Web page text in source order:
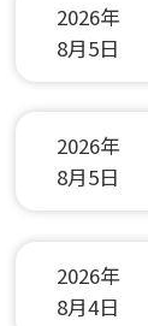
2026年
8月5日
2026年
8月5日
2026年
8月4日